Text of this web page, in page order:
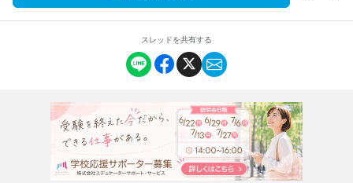
スレッドを共有する